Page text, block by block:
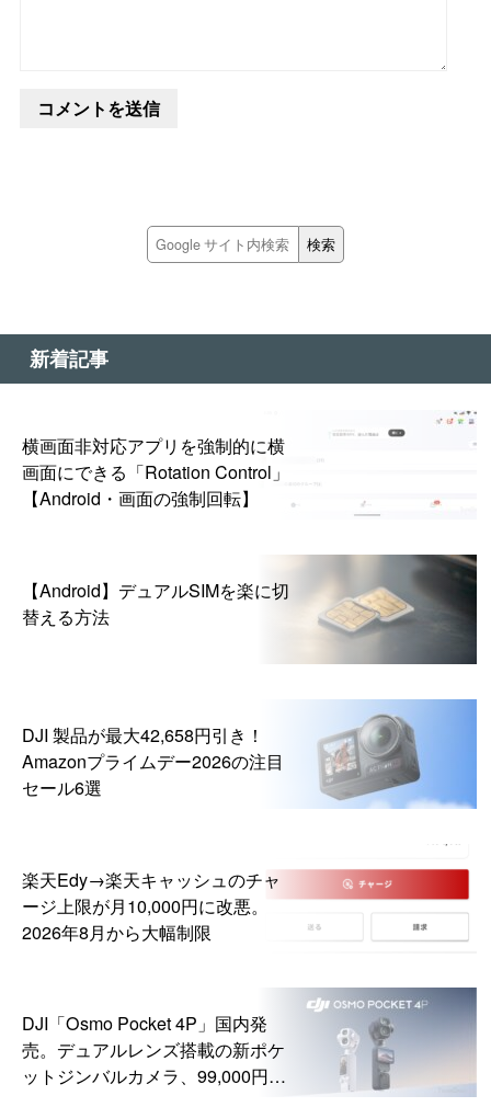
新着記事
横画面非対応アプリを強制的に横
画面にできる「Rotation Control」
【Android・画面の強制回転】
【Android】デュアルSIMを楽に切
替える方法
DJI 製品が最大42,658円引き！
Amazonプライムデー2026の注目
セール6選
楽天Edy→楽天キャッシュのチャ
ージ上限が月10,000円に改悪。
2026年8月から大幅制限
DJI「Osmo Pocket 4P」国内発
売。デュアルレンズ搭載の新ポケ
ットジンバルカメラ、99,000円か